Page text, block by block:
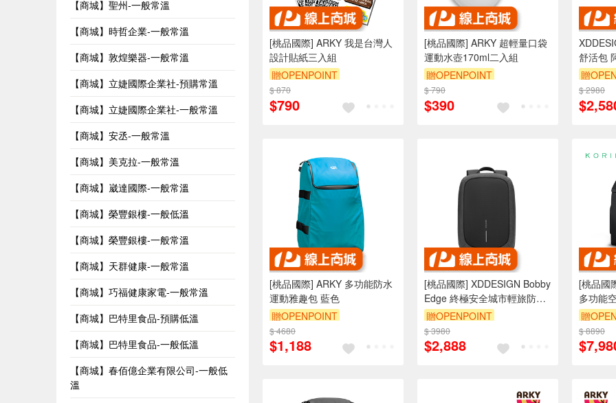
【商城】聖州-一般常溫
【商城】時哲企業-一般常溫
【商城】敦煌樂器-一般常溫
【商城】立婕國際企業社-預購常溫
【商城】立婕國際企業社-一般常溫
【商城】安丞-一般常溫
【商城】美克拉-一般常溫
【商城】崴達國際-一般常溫
【商城】榮豐銀樓-一般低溫
【商城】榮豐銀樓-一般常溫
【商城】天群健康-一般常溫
【商城】巧福健康家電-一般常溫
【商城】巴特里食品-預購低溫
【商城】巴特里食品-一般低溫
【商城】春佰億企業有限公司-一般低
溫
[桃品國際] ARKY 我是台灣人
設計貼紙三入組
贈OPENPOINT
$ 870
$790
[桃品國際] ARKY 超輕量口袋
運動水壺170ml二入組
贈OPENPOINT
$ 790
$390
舒活包
品國際]
贈
$ 2980
[桃品國際] ARKY 多功能防水
運動雅趣包 藍色
贈OPENPOINT
$ 4680
$1,188
[桃品國際] XDDESIGN Bobby
Edge 終極安全城市輕旅防盜
包
贈OPENPOINT
$ 3980
$2,888
[桃品國
多功能
盜背包
贈
$ 8890